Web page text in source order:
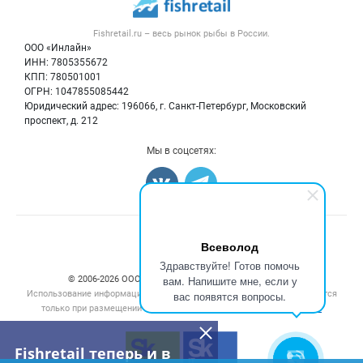
Всеволод
Здравствуйте! Готов помочь
вам. Напишите мне, если у
вас появятся вопросы.
Fishretail теперь и в
Fishretail.ru – весь рынок рыбы в России.
ООО «Инлайн»
ИНН: 7805355672
КПП: 780501001
ОГРН: 1047855085442
Юридический адрес: 196066, г. Санкт-Петербург, Московский
проспект, д. 212
Контактная информация
Политика обработки персональных данных
Новости рынка
Блог
Рыба
Икра
Мы в соцсетях:
Счетчики, авторское право, логотипы
© 2006‑2026 ООО “Инлайн”. 12+ Все права защищены.
Использование информации, размещенной на данном сайте, допускается
только при размещении активной гиперссылки на сайт
fishretail.ru